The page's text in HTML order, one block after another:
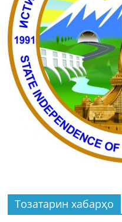
Тозатарин хабарҳо